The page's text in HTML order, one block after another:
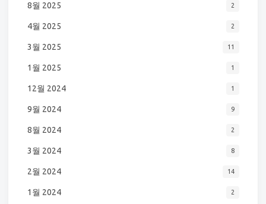
8월 2025 2
4월 2025 2
3월 2025 11
1월 2025 1
12월 2024 1
9월 2024 9
8월 2024 2
3월 2024 8
2월 2024 14
1월 2024 2